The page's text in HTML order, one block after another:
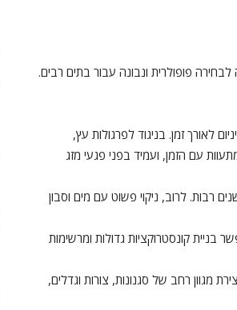
פופולרית ונבונה עבור בתים רבים.
לאורך זמן. בניגוד לפרגולות עץ,
עם הזמן, ועמיד בפני פגעי מזג
רבות. לרוב, ניקוי פשוט עם מים וסבון
בניית קונסטרוקציות גדולות ומרשימות
מגוון רחב של סגנונות, צורות וגדלים,